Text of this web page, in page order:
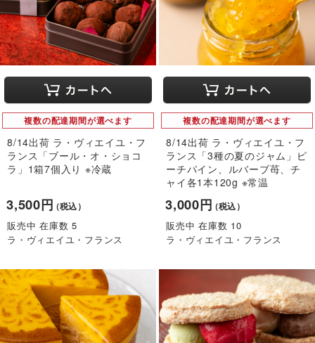
複数の配達期間が選べます
8/14出荷 ラ・ヴィエイユ・フ
ランス「ブール・オ・ショコ
ラ」1箱7個入り ※冷蔵
3,500円（税込）
販売中 在庫数 5
ラ・ヴィエイユ・フランス
複数の配達期間が選べます
8/14出荷 ラ・ヴィエイユ・フ
ランス「3種の夏のジャム」ピ
ーチパイン、ルバーブ苺、チ
ャイ各1本120g ※常温
3,000円（税込）
販売中 在庫数 10
ラ・ヴィエイユ・フランス